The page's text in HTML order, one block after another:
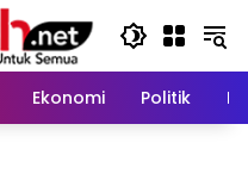
Ekonomi Politik